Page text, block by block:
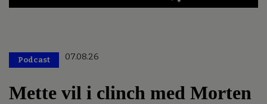
Podcast 07.08.26
Mette vil i clinch med Morten